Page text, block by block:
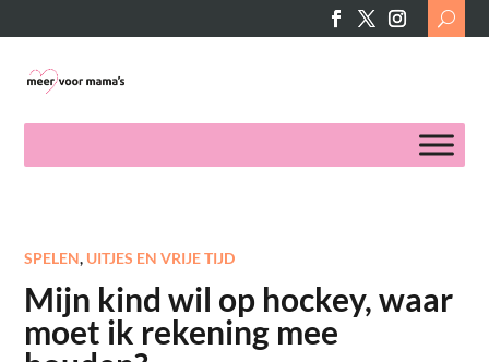
Search
for:
SPELEN, UITJES EN VRIJE TIJD
Mijn kind wil op hockey, waar
moet ik rekening mee